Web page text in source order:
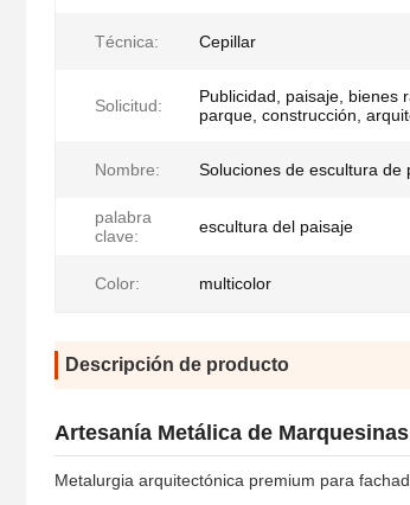
Técnica: Cepillar
Solicitud:
Publicidad, paisaje, bienes
parque, construcción,
Nombre: Soluciones de escultura de
palabra
clave:
escultura del paisaje
Color: multicolor
Descripción de producto
Artesanía Metálica de
Metalurgia arquitectónica premium para